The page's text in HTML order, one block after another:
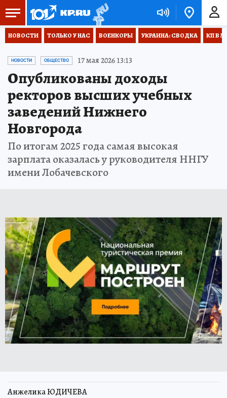
НОВОСТИ ТОЛЬКО У НАС ВОЕНКОРЫ УКРАИНА: СВОДКА КП В
НОВОСТИ ОБЩЕСТВО 17 мая 2026 13:13
Опубликованы доходы
ректоров высших учебных
заведений Нижнего
Новгорода
По итогам 2025 года самая высокая
зарплата оказалась у руководителя ННГУ
имени Лобачевского
Анжелика ЮДИЧЕВА